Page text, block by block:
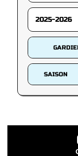
SAISON